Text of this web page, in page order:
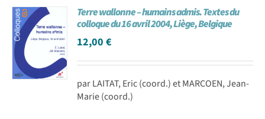
Achat en ligne
Panier WooCommerce
Terre wallonne – humains admis. Textes du
colloque du 16 avril 2004, Liège, Belgique
12,00€
par LAITAT, Eric (coord.) et MARCOEN, Jean-
Marie (coord.)